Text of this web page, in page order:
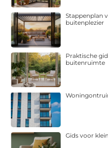
Stappenplan
buitenplezier
Praktische
buitenruimte
Gids voor